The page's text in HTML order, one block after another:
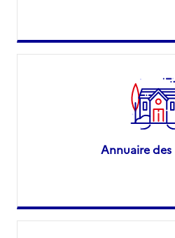
Annuaire des